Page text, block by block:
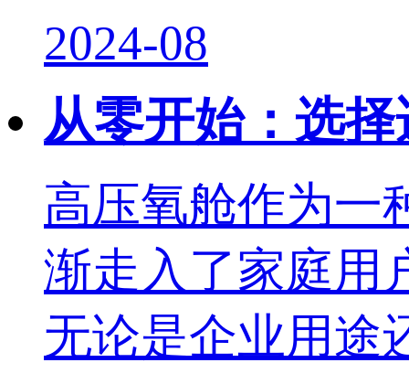
2024-08
从零开始：选
高压氧舱作为一
渐走入了家庭用
无论是企业用途